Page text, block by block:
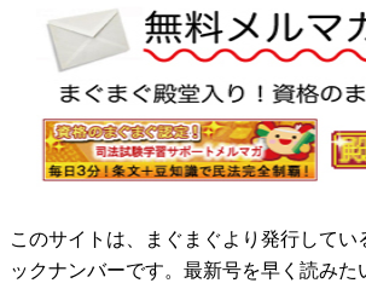
このサイトは、まぐまぐより発行してい
ックナンバーです。最新号を早く読みた